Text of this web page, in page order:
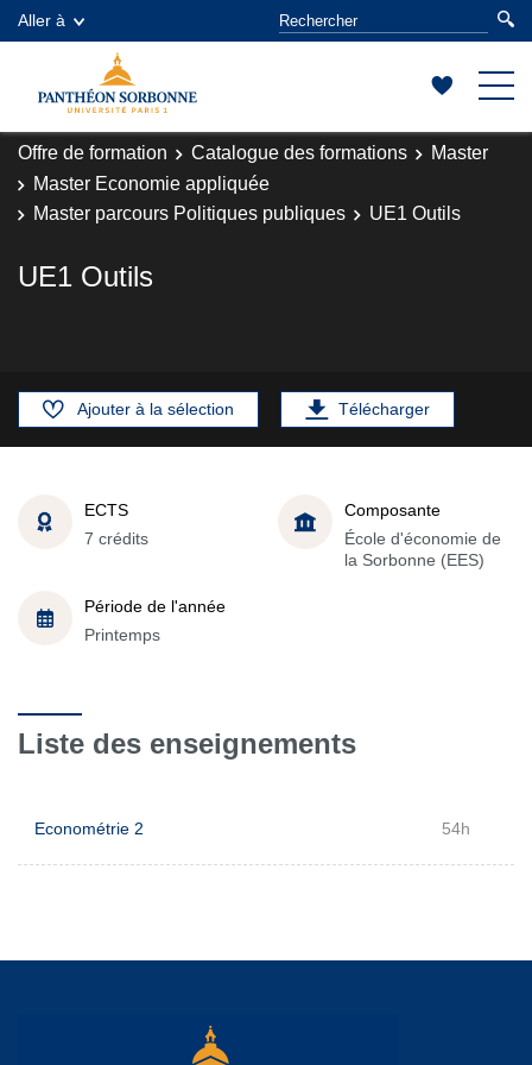
Aller à
Offre de formation Catalogue des formations
Master
Master Economie appliquée
Master parcours Politiques publiques
UE1 Outils
UE1 Outils
Ajouter à la sélection Télécharger
ECTS
7 crédits
Composante
École d'économie de
la Sorbonne (EES)
Période de l'année
Printemps
Liste des enseignements
Econométrie 2 54h